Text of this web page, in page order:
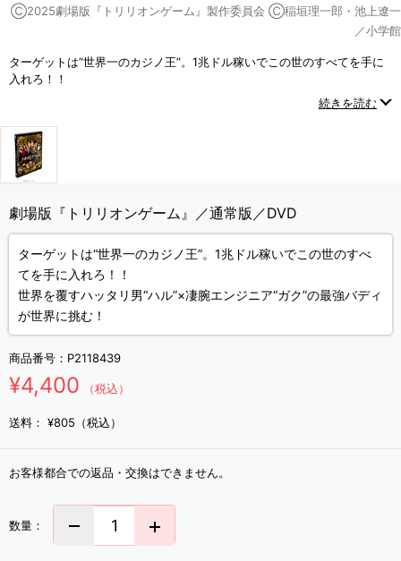
Ⓒ2025劇場版『トリリオンゲーム』製作委員会 Ⓒ稲垣理一郎・池上遼一
／小学館
ターゲットは“世界一のカジノ王”。1兆ドル稼いでこの世のすべてを手に
入れろ！！
世界を覆すハッタリ男“ハル”×凄腕エンジニア“ガク”の最強バディが世界
続きを読む
劇場版『トリリオンゲーム』／通常版／DVD
ターゲットは“世界一のカジノ王”。1兆ドル稼いでこの世のすべ
てを手に入れろ！！
世界を覆すハッタリ男“ハル”×凄腕エンジニア“ガク”の最強バディ
が世界に挑む！
商品番号： P2118439
¥4,400 （税込）
送料： ¥805（税込）
お客様都合での返品・交換はできません。
数量：